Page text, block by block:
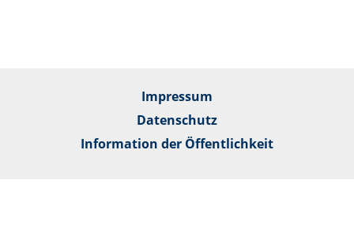
Impressum
Datenschutz
Information der Öffentlichkeit